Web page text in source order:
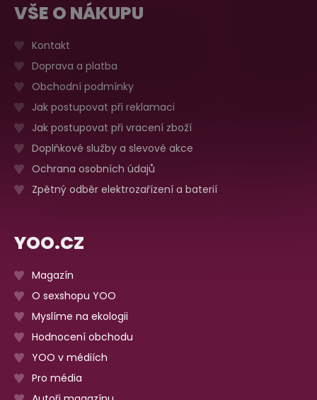
VŠE O NÁKUPU
Kontakt
Doprava a platba
Obchodní podmínky
Jak postupovat při reklamaci
Jak postupovat při vracení zboží
Doplňkové služby a slevové akce
Ochrana osobních údajů
Zpětný odběr elektrozařízení a baterií
YOO.CZ
Magazín
O sexshopu YOO
Myslíme na ekologii
Hodnocení obchodu
YOO v médiích
Pro média